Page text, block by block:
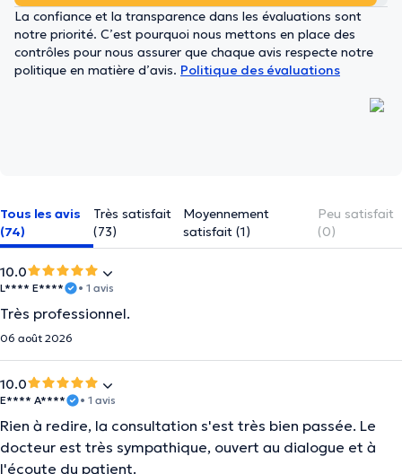
La confiance et la transparence dans les évaluations sont
notre priorité. C’est pourquoi nous mettons en place des
contrôles pour nous assurer que chaque avis respecte notre
politique en matière d’avis. Politique des évaluations
Tous les avis
(74)
Très satisfait
(73)
Moyennement
satisfait (1)
Peu satisfait
(0)
10.0
L**** E**** • 1 avis
Très professionnel.
06 août 2026
10.0
E**** A**** • 1 avis
Rien à redire, la consultation s'est très bien passée. Le
docteur est très sympathique, ouvert au dialogue et à
l'écoute du patient.